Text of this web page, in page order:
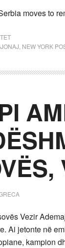
moves to
NEW YORK
Vezir
Ai jetonte në
kampion